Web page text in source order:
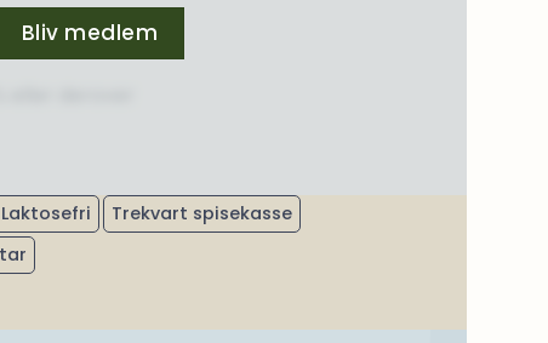
Bliv medlem
Laktosefri
Trekvart spisekasse